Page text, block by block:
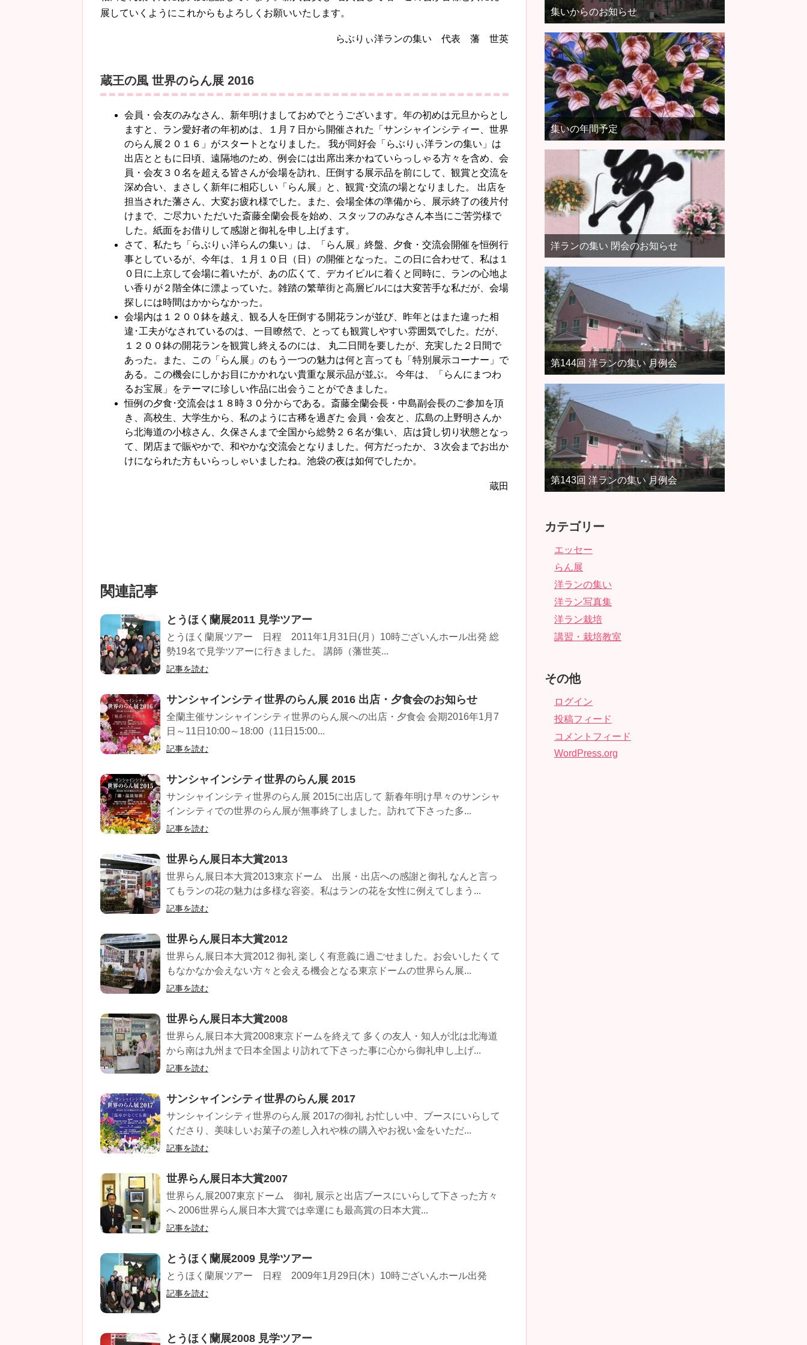
展していくようにこれからもよろしくお願いいたします。
らぶりぃ洋ランの集い 代表 藩 世英
蔵王の風 世界のらん展 2016
会員・会友のみなさん、新年明けましておめでとうございます。年の初めは元旦からとし
ますと、ラン愛好者の年初めは、１月７日から開催された「サンシャインシティー、世界
のらん展２０１６」がスタートとなりました。 我が同好会「らぶりぃ洋ランの集い」は
出店とともに日頃、遠隔地のため、例会には出席出来かねていらっしゃる方々を含め、会
員・会友３０名を超える皆さんが会場を訪れ、圧倒する展示品を前にして、観賞と交流を
深め合い、まさしく新年に相応しい「らん展」と、観賞･交流の場となりました。 出店を
担当された藩さん、大変お疲れ様でした。また、会場全体の準備から、展示終了の後片付
けまで、ご尽力い ただいた斎藤全蘭会長を始め、スタッフのみなさん本当にご苦労様で
した。紙面をお借りして感謝と御礼を申し上げます。
さて、私たち「らぶりぃ洋らんの集い」は、「らん展」終盤、夕食・交流会開催を恒例行
事としているが、今年は、１月１０日（日）の開催となった。この日に合わせて、私は１
０日に上京して会場に着いたが、あの広くて、デカイビルに着くと同時に、ランの心地よ
い香りが２階全体に漂よっていた。雑踏の繁華街と高層ビルには大変苦手な私だが、会場
探しには時間はかからなかった。
会場内は１２００鉢を越え、観る人を圧倒する開花ランが並び、昨年とはまた違った相
違･工夫がなされているのは、一目瞭然で、とっても観賞しやすい雰囲気でした。だが、
１２００鉢の開花ランを観賞し終えるのには、 丸二日間を要したが、充実した２日間で
あった。また、この「らん展」のもう一つの魅力は何と言っても「特別展示コーナー」で
ある。この機会にしかお目にかかれない貴重な展示品が並ぶ。 今年は、「らんにまつわ
るお宝展」をテーマに珍しい作品に出会うことができました。
恒例の夕食･交流会は１８時３０分からである。斎藤全蘭会長・中島副会長のご参加を頂
き、高校生、大学生から、私のように古稀を過ぎた 会員・会友と、広島の上野明さんか
ら北海道の小椋さん、久保さんまで全国から総勢２６名が集い、店は貸し切り状態となっ
て、閉店まで賑やかで、和やかな交流会となりました。何方だったか、３次会までお出か
けになられた方もいらっしゃいましたね。池袋の夜は如何でしたか。
蔵田
関連記事
とうほく蘭展2011 見学ツアー
とうほく蘭展ツアー 日程 2011年1月31日(月）10時ございんホール出発 総
勢19名で見学ツアーに行きました。 講師（藩世英...
記事を読む
サンシャインシティ世界のらん展 2016 出店・夕食会のお知らせ
全蘭主催サンシャインシティ世界のらん展への出店・夕食会 会期2016年1月7
日～11日10:00～18:00（11日15:00...
記事を読む
サンシャインシティ世界のらん展 2015
サンシャインシティ世界のらん展 2015に出店して 新春年明け早々のサンシャ
インシティでの世界のらん展が無事終了しました。訪れて下さった多...
記事を読む
世界らん展日本大賞2013
世界らん展日本大賞2013東京ドーム 出展・出店への感謝と御礼 なんと言っ
てもランの花の魅力は多様な容姿。私はランの花を女性に例えてしまう...
記事を読む
世界らん展日本大賞2012
世界らん展日本大賞2012 御礼 楽しく有意義に過ごせました。お会いしたくて
もなかなか会えない方々と会える機会となる東京ドームの世界らん展...
記事を読む
世界らん展日本大賞2008
世界らん展日本大賞2008東京ドームを終えて 多くの友人・知人が北は北海道
から南は九州まで日本全国より訪れて下さった事に心から御礼申し上げ...
記事を読む
サンシャインシティ世界のらん展 2017
サンシャインシティ世界のらん展 2017の御礼 お忙しい中、ブースにいらして
くださり、美味しいお菓子の差し入れや株の購入やお祝い金をいただ...
記事を読む
世界らん展日本大賞2007
世界らん展2007東京ドーム 御礼 展示と出店ブースにいらして下さった方々
へ 2006世界らん展日本大賞では幸運にも最高賞の日本大賞...
記事を読む
とうほく蘭展2009 見学ツアー
とうほく蘭展ツアー 日程 2009年1月29日(木）10時ございんホール出発
記事を読む
とうほく蘭展2008 見学ツアー
集いからのお知らせ
集いの年間予定
洋ランの集い 閉会のお知らせ
第144回 洋ランの集い 月例会
第143回 洋ランの集い 月例会
カテゴリー
エッセー
らん展
洋ランの集い
洋ラン写真集
洋ラン栽培
講習・栽培教室
その他
ログイン
投稿フィード
コメントフィード
WordPress.org